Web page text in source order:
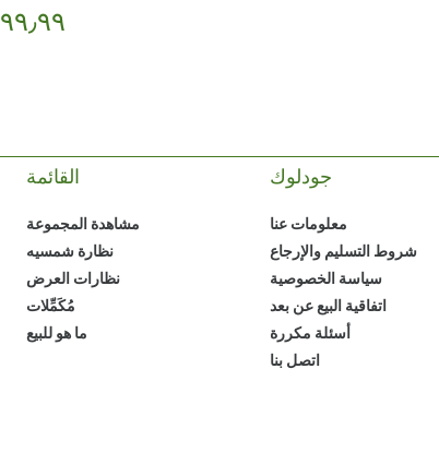
السعر
القائمة
مشاهدة المجموعة
نظارة شمسيه
نظارات العرض
مُكَمِّلات
ما هو للبيع
جودلوك
معلومات عنا
شروط التسليم والإرجاع
سياسة الخصوصية
اتفاقية البيع عن بعد
أسئلة مكررة
اتصل بنا